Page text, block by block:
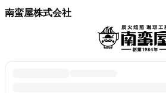
南蛮屋株式会社